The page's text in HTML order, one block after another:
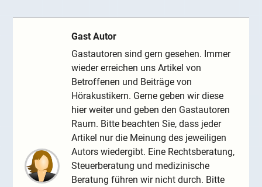
Gast Autor
Gastautoren sind gern gesehen. Immer
wieder erreichen uns Artikel von
Betroffenen und Beiträge von
Hörakustikern. Gerne geben wir diese
hier weiter und geben den Gastautoren
Raum. Bitte beachten Sie, dass jeder
Artikel nur die Meinung des jeweiligen
Autors wiedergibt. Eine Rechtsberatung,
Steuerberatung und medizinische
Beratung führen wir nicht durch. Bitte